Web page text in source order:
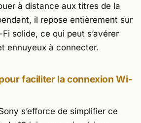
à distance aux titres de la
il repose entièrement sur
solide, ce qui peut s’avérer
ennuyeux à connecter.
faciliter la connexion Wi-
s’efforce de simplifier ce